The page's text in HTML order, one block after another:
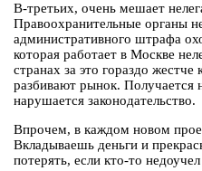
В-третьих, очень мешает
Правоохранительные органы
административного штрафа
которая работает в Москве
странах за это гораздо
разбивают рынок. Получается
нарушается законодательство.
Впрочем, в каждом новом
Вкладываешь деньги и
потерять, если кто-то